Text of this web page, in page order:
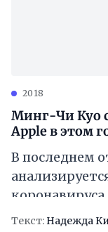
2018
Минг-Чи Куо
Apple в этом
В последнем
коронавируса
[https://
Текст: Надежда